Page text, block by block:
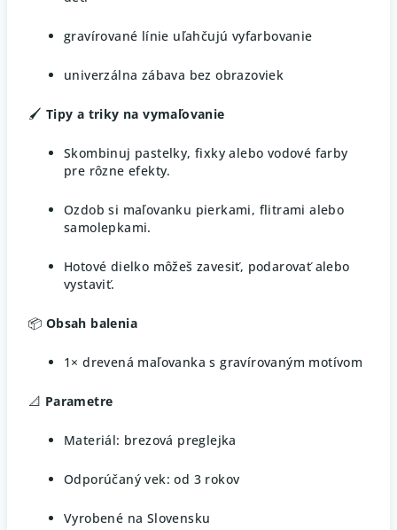
gravírované línie uľahčujú vyfarbovanie
univerzálna zábava bez obrazoviek
🖌️ Tipy a triky na vymaľovanie
Skombinuj pastelky, fixky alebo vodové farby
pre rôzne efekty.
Ozdob si maľovanku pierkami, flitrami alebo
samolepkami.
Hotové dielko môžeš zavesiť, podarovať alebo
vystaviť.
📦 Obsah balenia
1× drevená maľovanka s gravírovaným motívom
📐 Parametre
Materiál: brezová preglejka
Odporúčaný vek: od 3 rokov
Vyrobené na Slovensku